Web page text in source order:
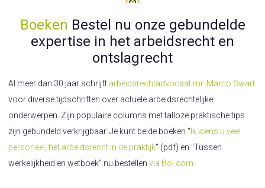
Boeken Bestel nu onze gebundelde
expertise in het arbeidsrecht en
ontslagrecht
Al meer dan 30 jaar schrijft arbeidsrechtadvocaat mr. Marco Swart
voor diverse tijdschriften over actuele arbeidsrechtelijke
onderwerpen. Zijn populaire columns met talloze praktische tips
zijn gebundeld verkrijgbaar. Je kunt beide boeken " Ik wens u veel
personeel,
het arbeidsrecht in de praktijk" (pdf) en "Tussen
werkelijkheid en wetboek" nu bestellen via Bol.com